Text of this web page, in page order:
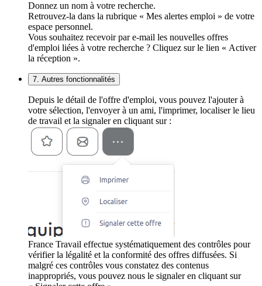
Donnez un nom à votre recherche.
Retrouvez-la dans la rubrique « Mes alertes emploi » de votre
espace personnel.
Vous souhaitez recevoir par e-mail les nouvelles offres
d'emploi liées à votre recherche ? Cliquez sur le lien « Activer
la réception ».
7. Autres fonctionnalités
Depuis le détail de l'offre d'emploi, vous pouvez l'ajouter à
votre sélection, l'envoyer à un ami, l'imprimer, localiser le lieu
de travail et la signaler en cliquant sur :
France Travail effectue systématiquement des contrôles pour
vérifier la légalité et la conformité des offres diffusées. Si
malgré ces contrôles vous constatez des contenus
inappropriés, vous pouvez nous le signaler en cliquant sur